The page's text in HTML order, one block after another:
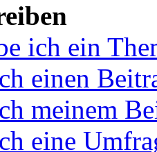
ich ein
einen
meinem
eine